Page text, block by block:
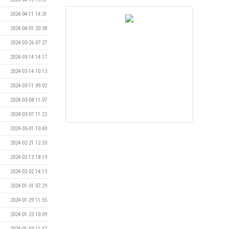
2024-04-11 14:31
2024-04-01 20:38
2024-03-26 07:27
2024-03-14 14:17
2024-03-14 10:13
2024-03-11 09:02
2024-03-08 11:07
2024-03-07 11:22
2024-03-01 10:40
2024-02-21 12:33
2024-02-13 18:19
2024-02-02 14:13
2024-01-31 07:29
2024-01-29 11:55
2024-01-23 10:09